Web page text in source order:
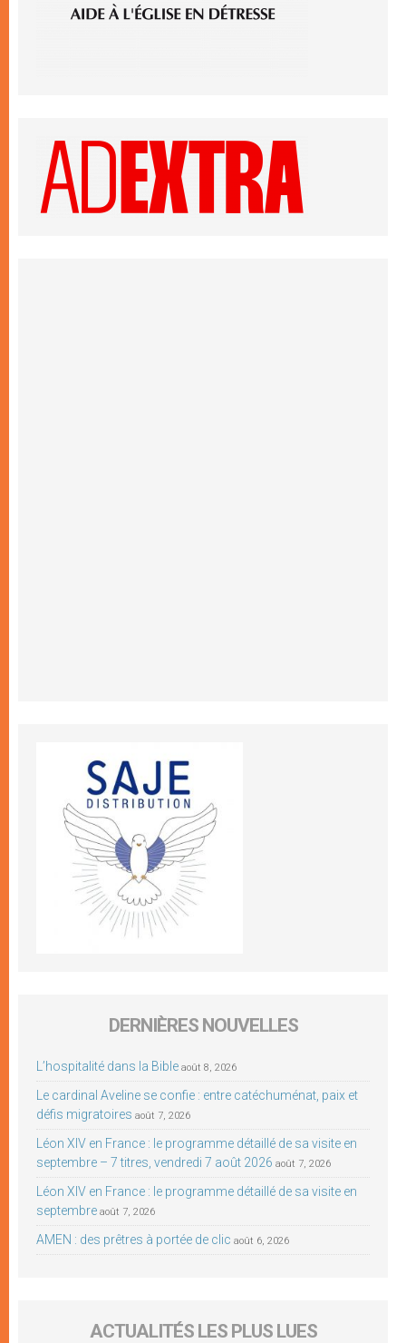
DERNIÈRES NOUVELLES
L’hospitalité dans la Bible août 8, 2026
Le cardinal Aveline se confie : entre catéchuménat, paix et
défis migratoires août 7, 2026
Léon XIV en France : le programme détaillé de sa visite en
septembre – 7 titres, vendredi 7 août 2026 août 7, 2026
Léon XIV en France : le programme détaillé de sa visite en
septembre août 7, 2026
AMEN : des prêtres à portée de clic août 6, 2026
ACTUALITÉS LES PLUS LUES